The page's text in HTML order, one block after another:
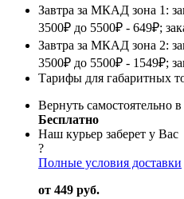
Завтра за МКАД зона 1:
3500₽ до 5500₽ - 649₽;
Завтра за МКАД зона 2:
3500₽ до 5500₽ - 1549₽;
Тарифы для габаритных
Вернуть самостоятельно
Бесплатно
Наш курьер заберет у Вас
?
Полные условия доставки
от 449 руб.